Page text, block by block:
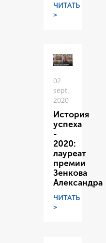
ЧИТАТЬ
>
02
sept.
2020
История
успеха
-
2020:
лауреат
премии
Зенкова
Александра
ЧИТАТЬ
>